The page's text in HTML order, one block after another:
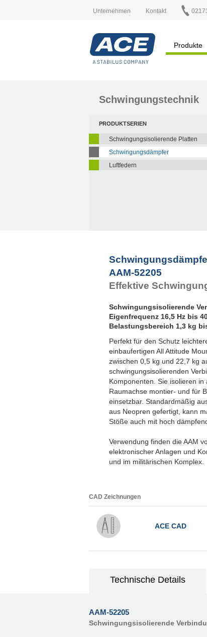
Unternehmen Kontakt
Produkte
Schwingungstechnik
PRODUKTSERIEN
Schwingungsisolierende Platten
Schwingungsdämpfer
Luftfedern
AAM-52205
Effektive
Schwingungsisolierende
Eigenfrequenz 16,5 Hz bis
Belastungsbereich 1,3 kg
Perfekt für den Schutz
einbaufertigen All Attitude
zwischen 0,5 kg und 22,7 kg
schwingungsisolierenden
Komponenten. Sie isolieren
Raumachse montier- und für
einsetzbar. Standardmäßig
aus Neopren gefertigt, kann
Stöße auch mit hoch
Verwendung finden die AAM
elektronischer Anlagen und
und im militärischen Komplex.
CAD Zeichnungen
ACE CAD
Technische Details
AAM-52205
Schwingungsisolierende